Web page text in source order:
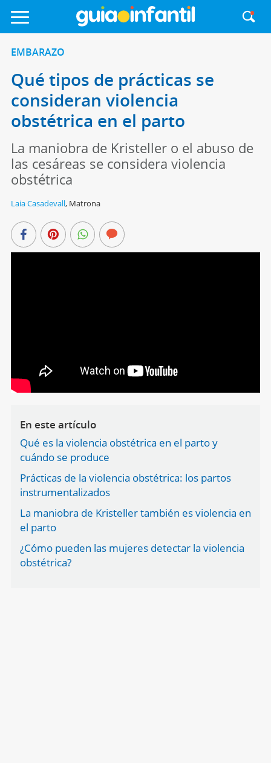
EMBARAZO
Qué tipos de prácticas se
consideran violencia
obstétrica en el parto
La maniobra de Kristeller o el abuso de
las cesáreas se considera violencia
obstétrica
Laia Casadevall, Matrona
En este artículo
Qué es la violencia obstétrica en el parto y
cuándo se produce
Prácticas de la violencia obstétrica: los partos
instrumentalizados
La maniobra de Kristeller también es violencia en
el parto
¿Cómo pueden las mujeres detectar la violencia
obstétrica?